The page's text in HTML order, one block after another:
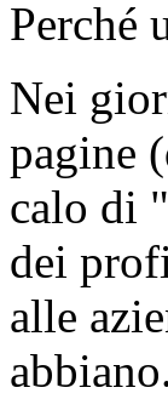
Perché
Nei
pagine
calo di
dei
alle